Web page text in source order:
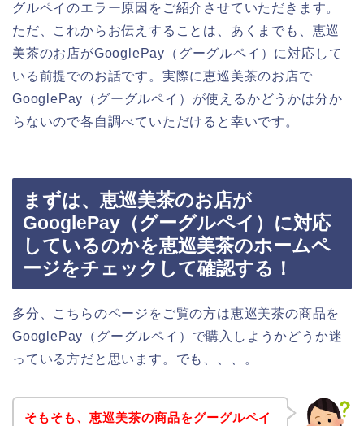
グルペイのエラー原因をご紹介させていただきます。
ただ、これからお伝えすることは、あくまでも、恵巡
美茶のお店がGooglePay（グーグルペイ）に対応して
いる前提でのお話です。実際に恵巡美茶のお店で
GooglePay（グーグルペイ）が使えるかどうかは分か
らないので各自調べていただけると幸いです。
まずは、恵巡美茶のお店が
GooglePay（グーグルペイ）に対応
しているのかを恵巡美茶のホームペ
ージをチェックして確認する！
多分、こちらのページをご覧の方は恵巡美茶の商品を
GooglePay（グーグルペイ）で購入しようかどうか迷
っている方だと思います。でも、、、。
そもそも、恵巡美茶の商品をグーグルペイ